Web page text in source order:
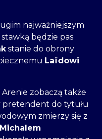
najważniejszym
będzie pas
stanie do obrony
Laïdowi
zobaczą także
pretendent do tytułu
zmierzy się z
Michalem